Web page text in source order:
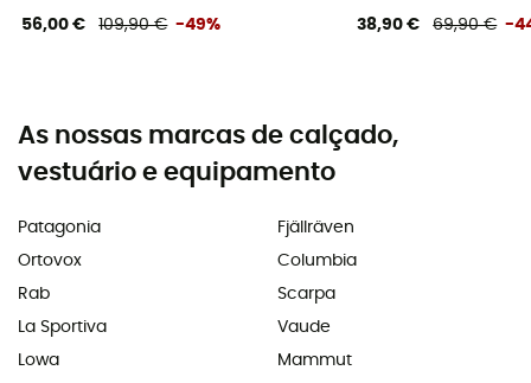
56,00 € 109,90 € -49% 38,90 € 69,90 € -
As nossas marcas de calçado,
vestuário e equipamento
Patagonia
Ortovox
Rab
La Sportiva
Lowa
Fjällräven
Columbia
Scarpa
Vaude
Mammut